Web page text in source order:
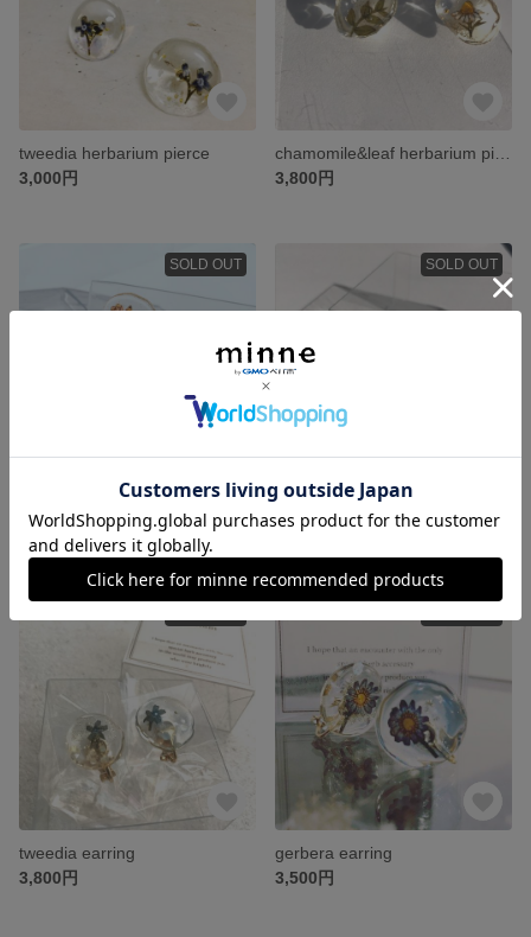
tweedia herbarium pierce
3,000円
3,800円
SOLD OUT
sakura earring
3,800円
SOLD OUT
gerbera&leaf earring
3,500円
tweedia earring
3,800円
gerbera earring
3,500円